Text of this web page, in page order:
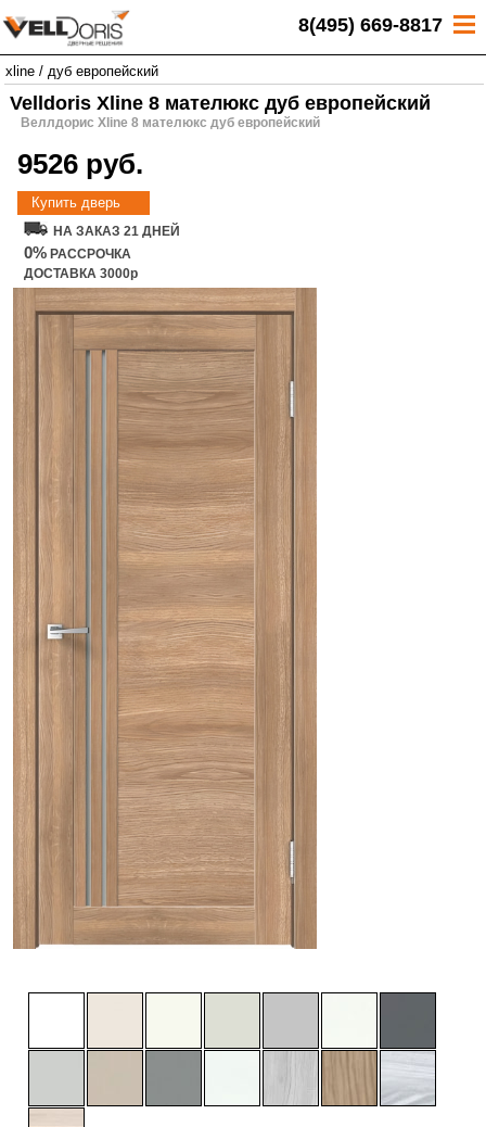
8(495) 669-8817
xline / дуб европейский
Velldoris Xline 8 мателюкс дуб европейский
Веллдорис Xline 8 мателюкс дуб европейский
9526 руб.
Купить дверь
НА ЗАКАЗ 21 ДНЕЙ
0% РАССРОЧКА
ДОСТАВКА 3000р